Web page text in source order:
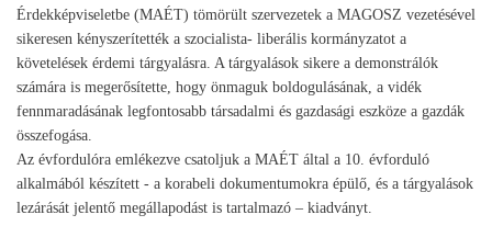
Érdekképviseletbe (MAÉT) tömörült szervezetek a MAGOSZ vezetésével
sikeresen kényszerítették a szocialista- liberális kormányzatot a
követelések érdemi tárgyalásra. A tárgyalások sikere a demonstrálók
számára is megerősítette, hogy önmaguk boldogulásának, a vidék
fennmaradásának legfontosabb társadalmi és gazdasági eszköze a gazdák
összefogása.
Az évfordulóra emlékezve csatoljuk a MAÉT által a 10. évforduló
alkalmából készített - a korabeli dokumentumokra épülő, és a tárgyalások
lezárását jelentő megállapodást is tartalmazó – kiadványt.